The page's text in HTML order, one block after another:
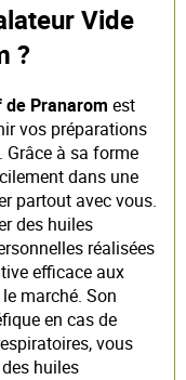
Vide
?
Pranarom est
vos préparations
Grâce à sa forme
dans une
partout avec vous.
des huiles
réalisées
efficace aux
marché. Son
en cas de
vous
huiles